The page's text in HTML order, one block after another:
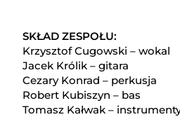
SKŁAD ZESPOŁU:
Krzysztof Cugowski – wokal
Jacek Królik – gitara
Cezary Konrad – perkusja
Robert Kubiszyn – bas
Tomasz Kałwak –